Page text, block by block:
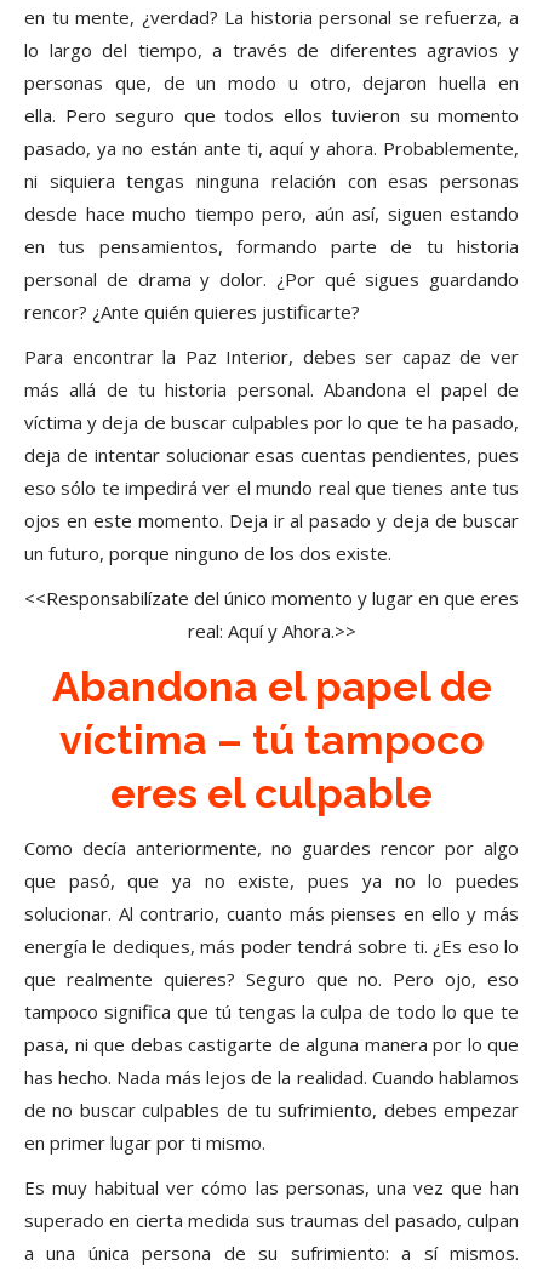
en tu mente, ¿verdad? La historia personal se refuerza, a
lo largo del tiempo, a través de diferentes agravios y
personas que, de un modo u otro, dejaron huella en
ella. Pero seguro que todos ellos tuvieron su momento
pasado, ya no están ante ti, aquí y ahora. Probablemente,
ni siquiera tengas ninguna relación con esas personas
desde hace mucho tiempo pero, aún así, siguen estando
en tus pensamientos, formando parte de tu historia
personal de drama y dolor. ¿Por qué sigues guardando
rencor? ¿Ante quién quieres justificarte?
Para encontrar la Paz Interior, debes ser capaz de ver
más allá de tu historia personal. Abandona el papel de
víctima y deja de buscar culpables por lo que te ha pasado,
deja de intentar solucionar esas cuentas pendientes, pues
eso sólo te impedirá ver el mundo real que tienes ante tus
ojos en este momento. Deja ir al pasado y deja de buscar
un futuro, porque ninguno de los dos existe.
<<Responsabilízate del único momento y lugar en que eres
real: Aquí y Ahora.>>
Abandona el papel de
víctima – tú tampoco
eres el culpable
Como decía anteriormente, no guardes rencor por algo
que pasó, que ya no existe, pues ya no lo puedes
solucionar. Al contrario, cuanto más pienses en ello y más
energía le dediques, más poder tendrá sobre ti. ¿Es eso lo
que realmente quieres? Seguro que no. Pero ojo, eso
tampoco significa que tú tengas la culpa de todo lo que te
pasa, ni que debas castigarte de alguna manera por lo que
has hecho. Nada más lejos de la realidad. Cuando hablamos
de no buscar culpables de tu sufrimiento, debes empezar
en primer lugar por ti mismo.
Es muy habitual ver cómo las personas, una vez que han
superado en cierta medida sus traumas del pasado, culpan
a una única persona de su sufrimiento: a sí mismos.